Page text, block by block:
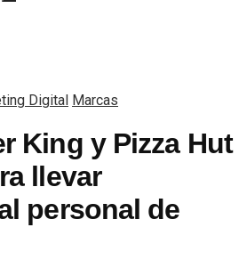
Digital Marcas
King y Pizza Hut
llevar
personal de